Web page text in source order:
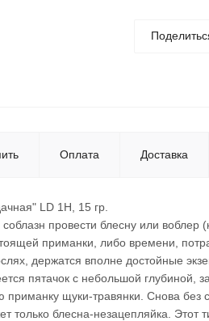
Оплата Доставка
LD 1H, 15 гр.
провести блесну или воблер
приманки, либо времени,
держатся вполне достойные
пятачок с небольшой глубиной,
щуки-травянки. Снова без
только блесна-незацепляйка. Этот